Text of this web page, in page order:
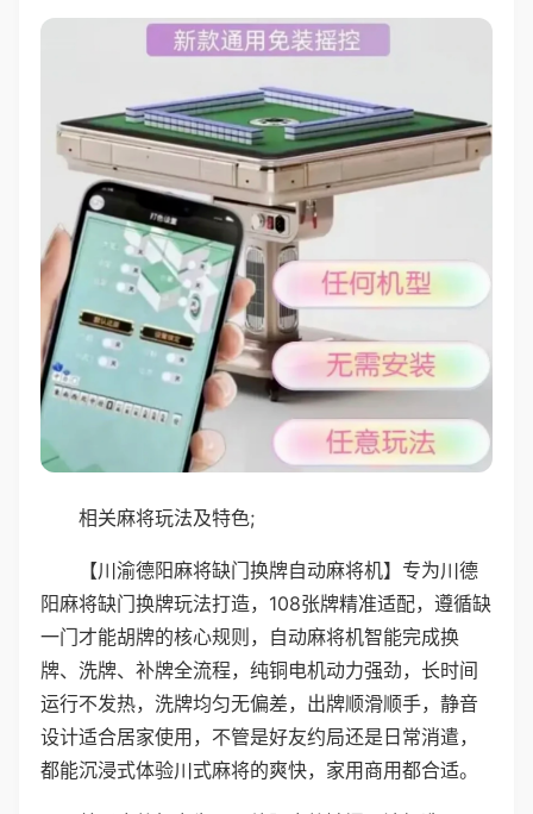
相关麻将玩法及特色;
【川渝德阳麻将缺门换牌自动麻将机】专为川德
阳麻将缺门换牌玩法打造，108张牌精准适配，遵循缺
一门才能胡牌的核心规则，自动麻将机智能完成换
牌、洗牌、补牌全流程，纯铜电机动力强劲，长时间
运行不发热，洗牌均匀无偏差，出牌顺滑顺手，静音
设计适合居家使用，不管是好友约局还是日常消遣，
都能沉浸式体验川式麻将的爽快，家用商用都合适。